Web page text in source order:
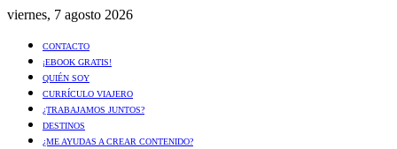
viernes, 7 agosto 2026
CONTACTO
¡EBOOK GRATIS!
QUIÉN SOY
CURRÍCULO VIAJERO
¿TRABAJAMOS JUNTOS?
DESTINOS
¿ME AYUDAS A CREAR CONTENIDO?